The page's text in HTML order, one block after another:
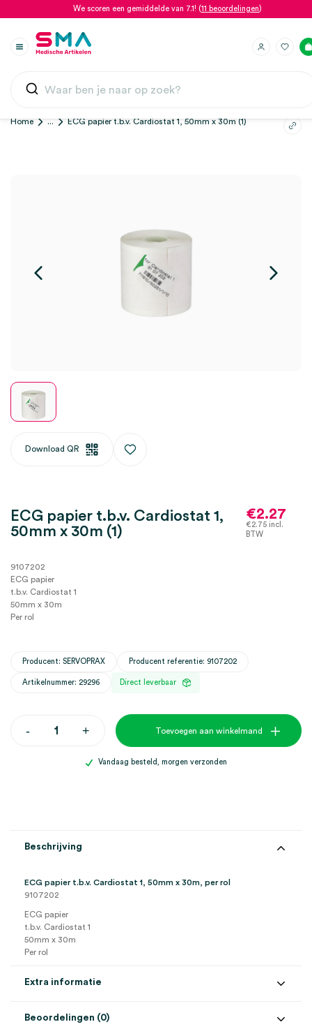
We scoren een gemiddelde van 7.1! (11 beoordelingen)
Home ... ECG papier t.b.v. Cardiostat 1, 50mm x 30m (1)
Download QR
ECG papier t.b.v. Cardiostat 1,
50mm x 30m (1)
€2.27
€2.75incl.
BTW
9107202
ECG papier
t.b.v. Cardiostat 1
50mm x 30m
Per rol
Producent: SERVOPRAX Producent referentie: 9107202
Artikelnummer: 29296 Direct leverbaar
- + Toevoegen aan winkelmand
Vandaag besteld, morgen verzonden
Beschrijving
ECG papier t.b.v. Cardiostat 1, 50mm x 30m, per rol
9107202
ECG papier
t.b.v. Cardiostat 1
50mm x 30m
Per rol
Extra informatie
Beoordelingen (0)